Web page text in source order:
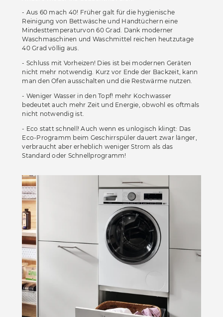
Badezimmer
Arbeitszimmer
Böden
Vorhänge
Möbelstoffe
Speichern Sie hier Ihre persön­lichen Favoriten, für
später oder bis zu Ihrem nächsten Besuch.
- Aus 60 mach 40! Früher galt für die hygienische
Reinigung von Bettwäsche und Handtüchern eine
Mindesttemperaturvon 60 Grad. Dank moderner
Waschmaschinen und Waschmittel reichen heutzutage
40 Grad völlig aus.
- Schluss mit Vorheizen! Dies ist bei modernen Geräten
nicht mehr notwendig. Kurz vor Ende der Backzeit, kann
man den Ofen ausschalten und die Restwärme nutzen.
- Weniger Wasser in den Topf! mehr Kochwasser
bedeutet auch mehr Zeit und Energie, obwohl es oftmals
nicht notwendig ist.
- Eco statt schnell! Auch wenn es unlogisch klingt: Das
Eco-Programm beim Geschirrspüler dauert zwar länger,
verbraucht aber erheblich weniger Strom als das
Standard oder Schnellprogramm!